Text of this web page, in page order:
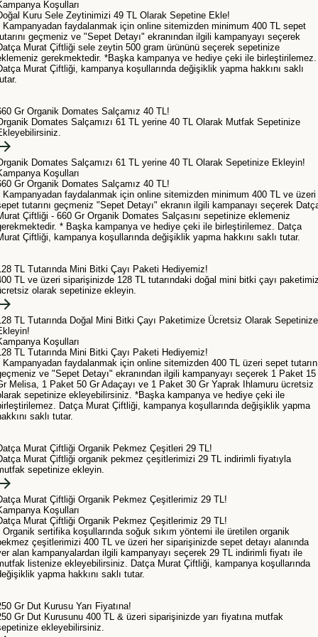
Koşulları
Kuru Sele Zeytinimizi 49 TL Olarak Sepetine Ekle!
Kampanyadan faydalanmak için online sitemizden minimum 400 TL sepet
geçmeniz ve "Sepet Detayı" ekranından ilgili kampanyayı seçerek
Murat Çiftliği sele zeytin 500 gram ürününü seçerek sepetinize
gerekmektedir. *Başka kampanya ve hediye çeki ile birleştirilemez.
Murat Çiftliği, kampanya koşullarında değişiklik yapma hakkını saklı
Gr Organik Domates Salçamız 40 TL!
Domates Salçamızı 61 TL yerine 40 TL Olarak Mutfak Sepetinize
Domates Salçamızı 61 TL yerine 40 TL Olarak Sepetinize Ekleyin!
Koşulları
Gr Organik Domates Salçamız 40 TL!
Kampanyadan faydalanmak için online sitemizden minimum 400 TL ve üzeri
tutarını geçmeniz "Sepet Detayı" ekranın ilgili kampanayı seçerek
Çiftliği - 660 Gr Organik Domates Salçasını sepetinize eklemeniz
* Başka kampanya ve hediye çeki ile birleştirilemez. Datça
Çiftliği, kampanya koşullarında değişiklik yapma hakkını saklı tutar.
TL Tutarında Mini Bitki Çayı Paketi Hediyemiz!
TL ve üzeri siparişinizde 128 TL tutarındaki doğal mini bitki çayı
olarak sepetinize ekleyin.
TL Tutarında Doğal Mini Bitki Çayı Paketimize Ücretsiz Olarak Sepetinize
Koşulları
TL Tutarında Mini Bitki Çayı Paketi Hediyemiz!
Kampanyadan faydalanmak için online sitemizden 400 TL üzeri sepet
ve "Sepet Detayı" ekranından ilgili kampanyayı seçerek 1 Paket 15
Melisa, 1 Paket 50 Gr Adaçayı ve 1 Paket 30 Gr Yaprak Ihlamuru ücretsiz
sepetinize ekleyebilirsiniz. *Başka kampanya ve hediye çeki ile
Datça Murat Çiftliği, kampanya koşullarında değişiklik yapma
saklı tutar.
Murat Çiftliği Organik Pekmez Çeşitleri 29 TL!
Murat Çiftliği organik pekmez çeşitlerimizi 29 TL indirimli fiyatıyla
sepetinize ekleyin.
Murat Çiftliği Organik Pekmez Çeşitlerimiz 29 TL!
Koşulları
Murat Çiftliği Organik Pekmez Çeşitlerimiz 29 TL!
Organik sertifika koşullarında soğuk sıkım yöntemi ile üretilen organik
çeşitlerimizi 400 TL ve üzeri her siparişinizde sepet detayı alanında
alan kampanyalardan ilgili kampanyayı seçerek 29 TL indirimli fiyatı ile
listenize ekleyebilirsiniz. Datça Murat Çiftliği, kampanya koşullarında
yapma hakkını saklı tutar.
Gr Dut Kurusu Yarı Fiyatına!
Gr Dut Kurusunu 400 TL & üzeri siparişinizde yarı fiyatına mutfak
ekleyebilirsiniz.